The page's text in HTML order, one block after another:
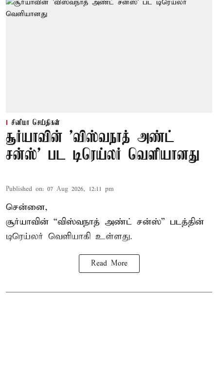
சினிமா செய்திகள்
சூர்யாவின் 'விஸ்வநாத் அண்ட்
சன்ஸ்' பட டிரெய்லர் வெளியானது
Published on: 07 Aug 2026, 12:11 pm
சென்னை,
சூர்யாவின் “விஸ்வநாத் அண்ட் சன்ஸ்” படத்தின்
டிரெய்லர் வெளியாகி உள்ளது.
Read More